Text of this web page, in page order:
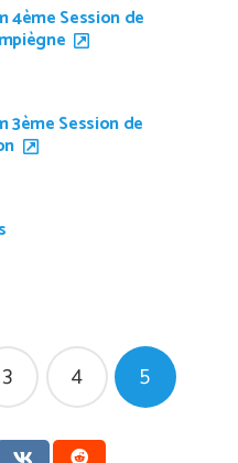
4ème Session de
3ème Session de
3 4 5